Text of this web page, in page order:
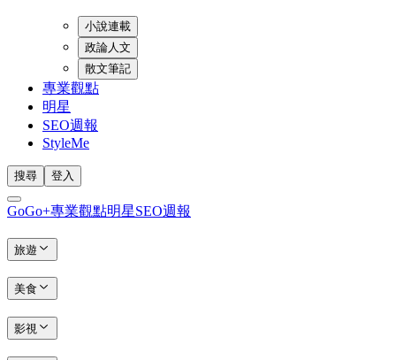
小說連載
政論人文
散文筆記
專業觀點
明星
SEO週報
StyleMe
搜尋 登入
GoGo+專業觀點明星SEO週報
旅遊
美食
影視